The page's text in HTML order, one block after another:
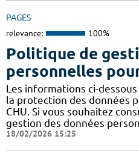
PAGES
relevance: 100%
Politique de
personnelles
Les informations ci-
la protection des données
CHU. Si vous souhaitez
gestion des données
18/02/2026 15:25